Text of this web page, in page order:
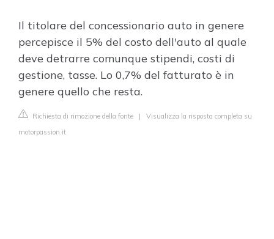
Il titolare del concessionario auto in genere
percepisce il 5% del costo dell'auto al quale
deve detrarre comunque stipendi, costi di
gestione, tasse. Lo 0,7% del fatturato è in
genere quello che resta.
Richiesta di rimozione della fonte | Visualizza la risposta completa su
motorpassion.it